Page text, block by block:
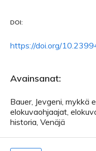
DOI:
https://doi.org/
Avainsanat:
Bauer, Jevgeni, mykkä
elokuvaohjaajat,
historia, Venäjä